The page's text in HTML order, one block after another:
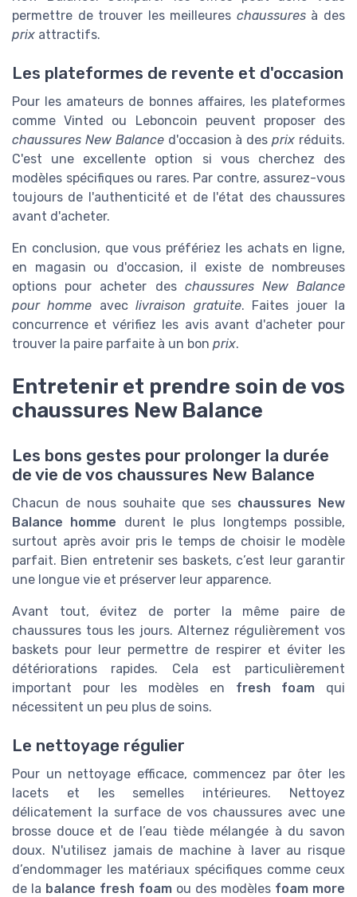
permettre de trouver les meilleures chaussuresà des
prix attractifs.
Les plateformes de revente et d'occasion
Pour les amateurs de bonnes affaires, les plateformes
comme Vinted ou Leboncoin peuvent proposer des
chaussures New Balanced'occasion à desprix réduits.
C'est une excellente option si vous cherchez des
modèles spécifiques ou rares. Par contre, assurez-vous
toujours de l'authenticité et de l'état des chaussures
avant d'acheter.
En conclusion, que vous préfériez les achats en ligne,
en magasin ou d'occasion, il existe de nombreuses
options pour acheter des chaussures New Balance
pour homme aveclivraison gratuite. Faites jouer la
concurrence et vérifiez les avis avant d'acheter pour
trouver la paire parfaite à un bon prix.
Entretenir et prendre soin de vos
chaussures New Balance
Les bons gestes pour prolonger la durée
de vie de vos chaussures New Balance
Chacun de nous souhaite que ses chaussures New
Balance homme durent le plus longtemps possible,
surtout après avoir pris le temps de choisir le modèle
parfait. Bien entretenir ses baskets, c’est leur garantir
une longue vie et préserver leur apparence.
Avant tout, évitez de porter la même paire de
chaussures tous les jours. Alternez régulièrement vos
baskets pour leur permettre de respirer et éviter les
détériorations rapides. Cela est particulièrement
important pour les modèles en fresh foam qui
nécessitent un peu plus de soins.
Le nettoyage régulier
Pour un nettoyage efficace, commencez par ôter les
lacets et les semelles intérieures. Nettoyez
délicatement la surface de vos chaussures avec une
brosse douce et de l’eau tiède mélangée à du savon
doux. N'utilisez jamais de machine à laver au risque
d’endommager les matériaux spécifiques comme ceux
de la balance fresh foam ou des modèles foam more